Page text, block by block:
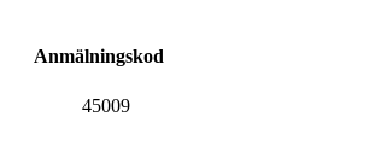
Anmälningskod
45009